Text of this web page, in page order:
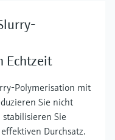
Echtzeit
Polymerisation mit
Sie nicht
Sie
Durchsatz.